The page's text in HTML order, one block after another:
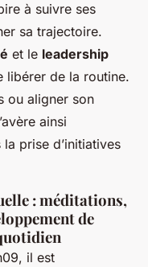
à suivre ses
sa trajectoire.
et le leadership
libérer de la routine.
ou aligner son
ainsi
prise d’initiatives
: méditations,
de
il est